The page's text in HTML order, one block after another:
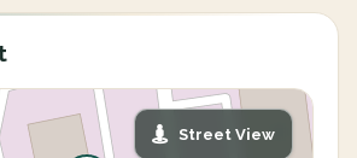
Street View